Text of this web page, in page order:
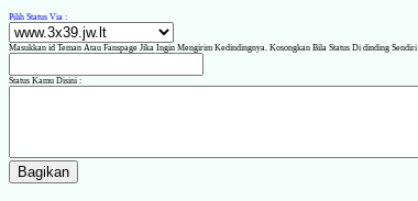
Pilih Status Via :
Masukkan id Teman Atau Fanspage Jika Ingin Mengirim Kedindingnya. Kosongkan Bila Status Di dinding Sendiri
Status Kamu Disini :